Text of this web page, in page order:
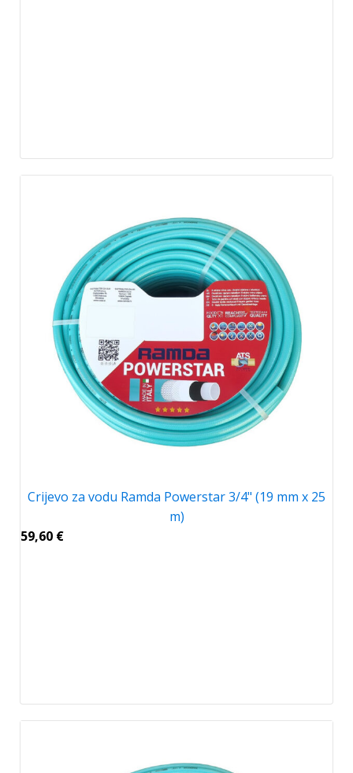
Crijevo za vodu Ramda Powerstar 3/4" (19 mm x 25
m)
59,60 €